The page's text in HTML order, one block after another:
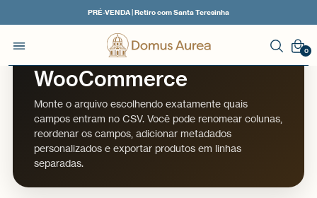
PRÉ-VENDA | Retiro com Santa Teresinha
0
Exportar pedidos do
WooCommerce
Monte o arquivo escolhendo exatamente quais
campos entram no CSV. Você pode renomear colunas,
reordenar os campos, adicionar metadados
personalizados e exportar produtos em linhas
separadas.